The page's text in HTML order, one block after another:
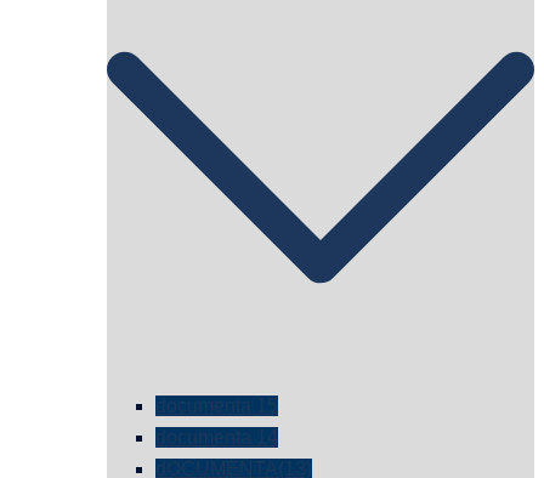
documenta 15
documenta 14
dOCUMENTA(13)